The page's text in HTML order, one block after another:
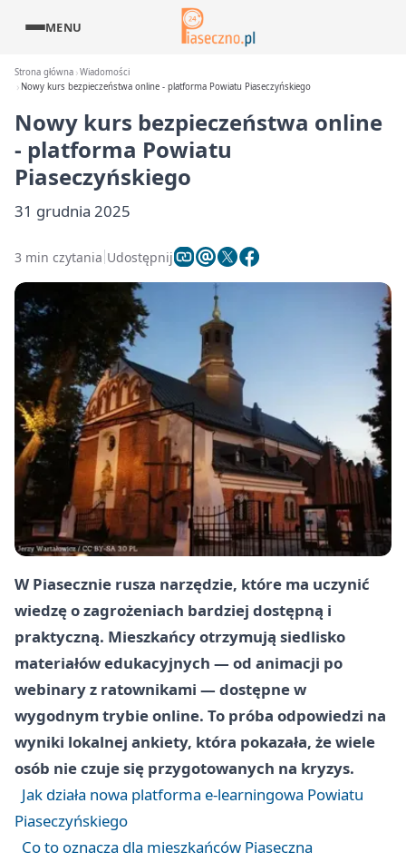
MENU
Strona główna Wiadomości
Nowy kurs bezpieczeństwa online - platforma Powiatu Piaseczyńskiego
Nowy kurs bezpieczeństwa online
- platforma Powiatu
Piaseczyńskiego
31 grudnia 2025
3 min czytania Udostępnij
W Piasecznie rusza narzędzie, które ma uczynić
wiedzę o zagrożeniach bardziej dostępną i
praktyczną. Mieszkańcy otrzymują siedlisko
materiałów edukacyjnych — od animacji po
webinary z ratownikami — dostępne w
wygodnym trybie online. To próba odpowiedzi na
wyniki lokalnej ankiety, która pokazała, że wiele
osób nie czuje się przygotowanych na kryzys.
Jak działa nowa platforma e-learningowa Powiatu
Piaseczyńskiego
Co to oznacza dla mieszkańców Piaseczna